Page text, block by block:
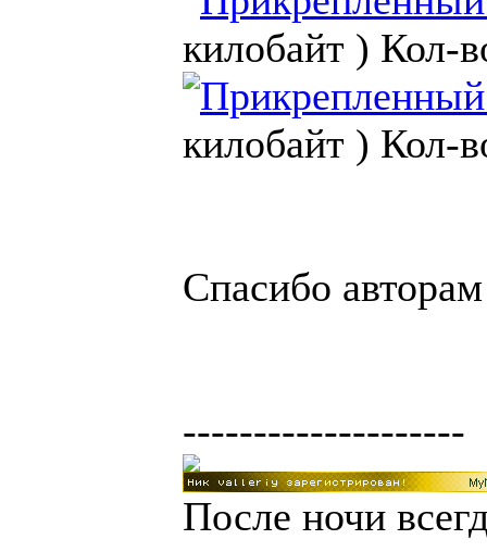
килобайт ) Кол-
килобайт ) Кол-
Спасибо
--------------------
После ночи